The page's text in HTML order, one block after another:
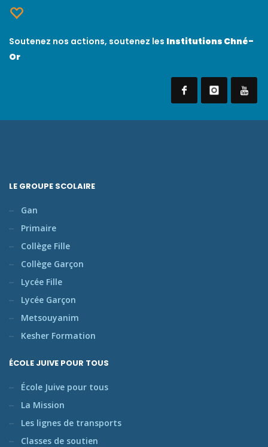
Soutenez nos actions, soutenez les Institutions Chné-
Or
LE GROUPE SCOLAIRE
Gan
Primaire
Collège Fille
Collège Garçon
Lycée Fille
Lycée Garçon
Metsouyanim
Kesher Formation
ÉCOLE JUIVE POUR TOUS
École Juive pour tous
La Mission
Les lignes de transports
Classes de soutien